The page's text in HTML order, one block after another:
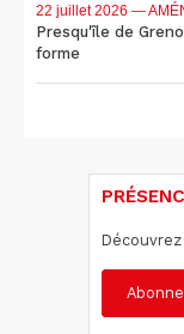
22 juillet 2026 —
Presqu'île de
forme